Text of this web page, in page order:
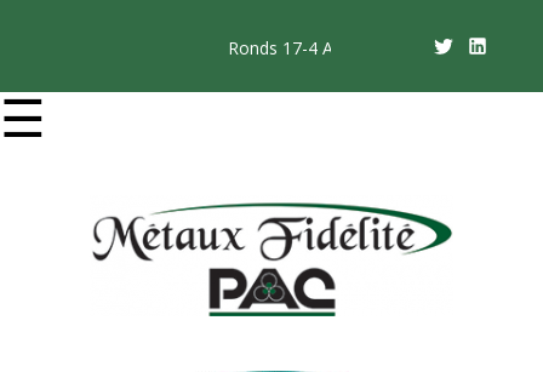
Ronds 17-4 ANN RD et 17-4 DH1150
☰